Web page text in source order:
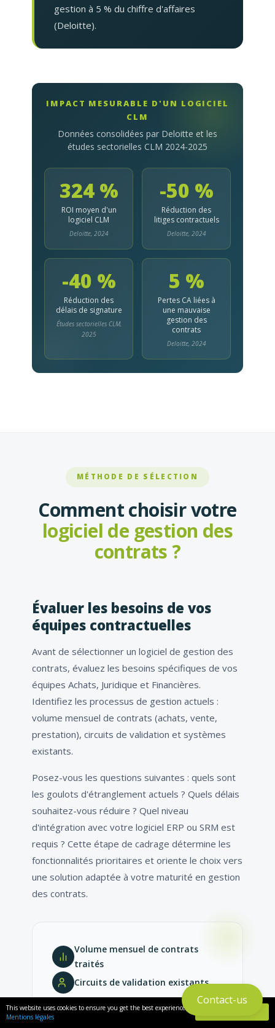
This website uses cookies to ensure you get the best experience
Mentions légales
gestion à 5 % du chiffre d'affaires
(Deloitte).
IMPACT MESURABLE D'UN LOGICIEL
CLM
Données consolidées par Deloitte et les
études sectorielles CLM 2024-2025
324 %
ROI moyen d'un
logiciel CLM
Deloitte, 2024
-50 %
Réduction des
litiges contractuels
Deloitte, 2024
-40 %
Réduction des
délais de signature
Études sectorielles CLM,
2025
5 %
Pertes CA liées à
une mauvaise
gestion des
contrats
Deloitte, 2024
MÉTHODE DE SÉLECTION
Comment choisir votre
logiciel de gestion des
contrats ?
Évaluer les besoins de vos
équipes contractuelles
Avant de sélectionner un logiciel de gestion des
contrats, évaluez les besoins spécifiques de vos
équipes Achats, Juridique et Financières.
Identifiez les processus de gestion actuels :
volume mensuel de contrats (achats, vente,
prestation), circuits de validation et systèmes
existants.
Posez-vous les questions suivantes : quels sont
les goulots d'étranglement actuels ? Quels délais
souhaitez-vous réduire ? Quel niveau
d'intégration avec votre logiciel ERP ou SRM est
requis ? Cette étape de cadrage détermine les
fonctionnalités prioritaires et oriente le choix vers
une solution adaptée à votre maturité en gestion
des contrats.
Volume mensuel de contrats
traités
Circuits de validation existants
Niveau d'intégration ERP / SRMContact-us